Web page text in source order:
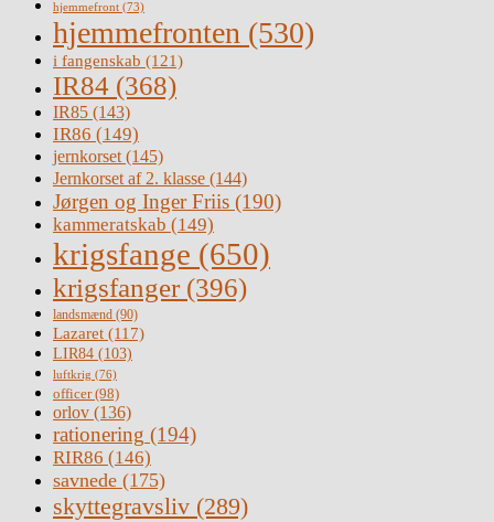
hjemmefront (73)
hjemmefronten (530)
i fangenskab (121)
IR84 (368)
IR85 (143)
IR86 (149)
jernkorset(145)
Jernkorset af 2. klasse (144)
Jørgen og Inger Friis (190)
kammeratskab (149)
krigsfange (650)
krigsfanger (396)
landsmænd (90)
Lazaret (117)
LIR84 (103)
luftkrig (76)
officer(98)
orlov (136)
rationering (194)
RIR86 (146)
savnede (175)
skyttegravsliv (289)